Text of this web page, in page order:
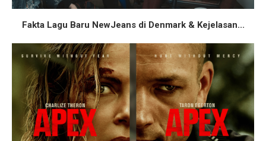
Fakta Lagu Baru NewJeans di Denmark & Kejelasan...